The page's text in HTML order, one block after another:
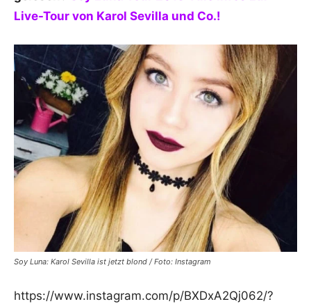
Live-Tour von Karol Sevilla und Co.!
Soy Luna: Karol Sevilla ist jetzt blond / Foto: Instagram
https://www.instagram.com/p/BXDxA2Qj062/?